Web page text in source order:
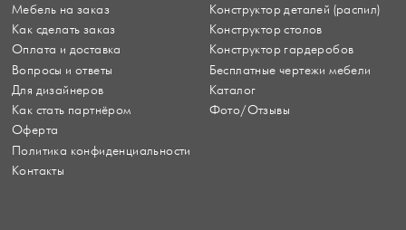
Мебель на заказ
Как сделать заказ
Оплата и доставка
Вопросы и ответы
Для дизайнеров
Как стать партнёром
Оферта
Политика конфиденциальности
Контакты
Конструктор деталей (распил)
Конструктор столов
Конструктор гардеробов
Бесплатные чертежи мебели
Каталог
Фото/Отзывы